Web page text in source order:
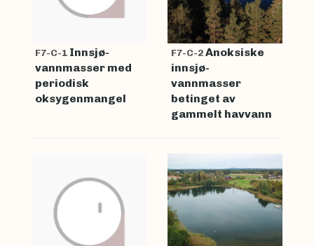
F7-C-1 Innsjø-
vannmasser med
periodisk
oksygenmangel
F7-C-2Anoksiske
innsjø-
vannmasser
betinget av
gammelt havvann